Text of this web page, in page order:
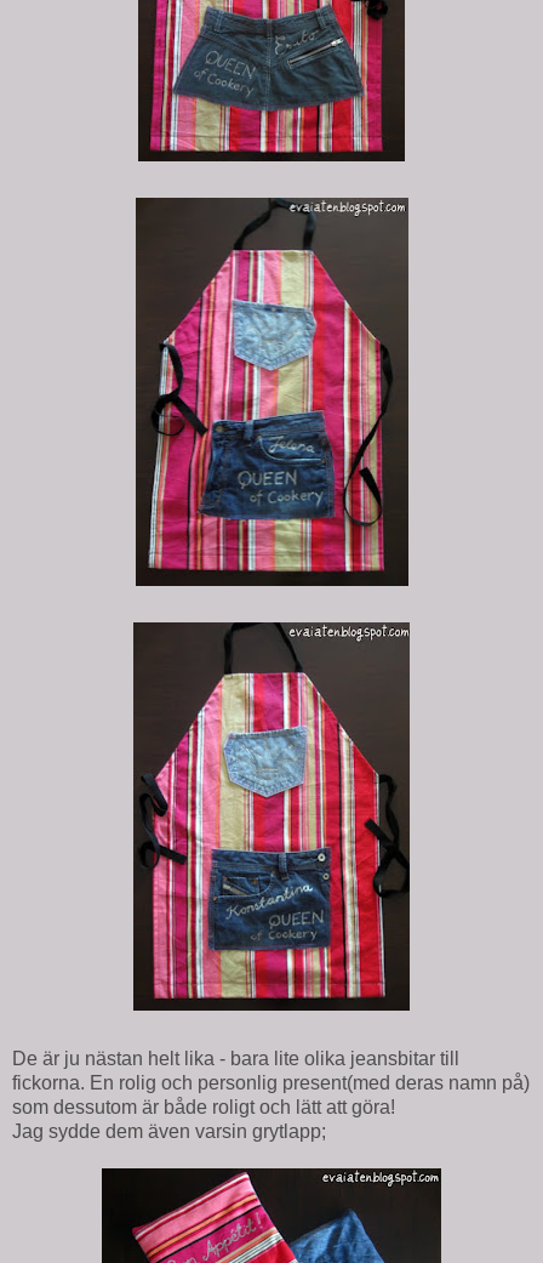
De är ju nästan helt lika - bara lite olika jeansbitar till
fickorna. En rolig och personlig present(med deras namn på)
som dessutom är både roligt och lätt att göra!
Jag sydde dem även varsin grytlapp;